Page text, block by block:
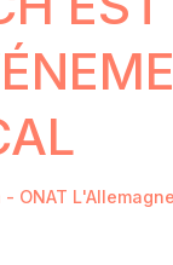
ONAT L'Allemagne